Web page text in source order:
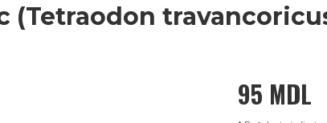
(Tetraodon
95 MDL